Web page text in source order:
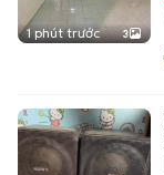
1 phút trước 3